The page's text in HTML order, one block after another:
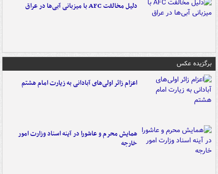
دلیل مخالفت AFC با میزبانی آبی‌ها در عراق
برگزیده عکس
اعزام زائر اولی‌های آبادانی به زیارت امام هشتم
همایش محرم و عاشورا در آینه اسناد وزارت امور
خارجه